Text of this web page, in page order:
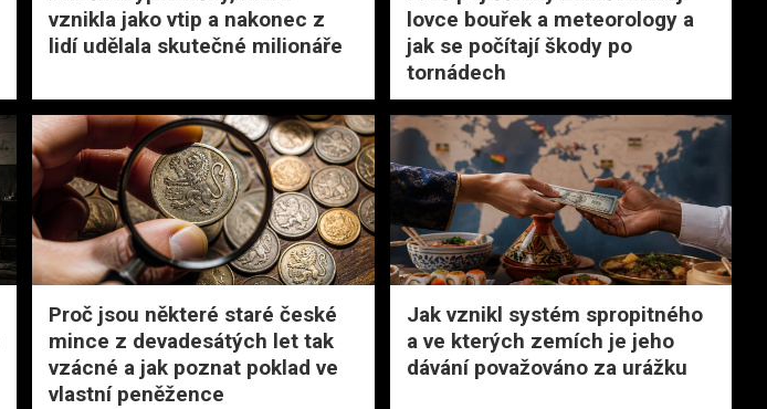
vznikla jako vtip a nakonec z
lidí udělala skutečné milionáře
lovce bouřek a meteorology a
jak se počítají škody po
tornádech
Proč jsou některé staré české
mince z devadesátých let tak
vzácné a jak poznat poklad ve
vlastní peněžence
Jak vznikl systém spropitného
a ve kterých zemích je jeho
dávání považováno za urážku